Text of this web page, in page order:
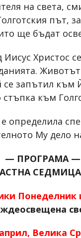
на света,
път,
ще бъдат
Христос
запътил
стъпка към
определила
Му дело
— ПРОГРАМА —
СЕДМИЦА
Велика